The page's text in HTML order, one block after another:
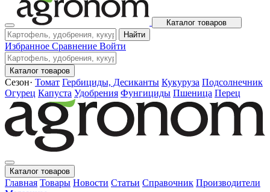
Каталог товаров
Найти
Избранное Сравнение Войти
Каталог товаров
Сезон· Томат Гербициды, Десиканты Кукуруза Подсолнечник
Огурец Капуста Удобрения Фунгициды Пшеница Перец
Каталог товаров
Главная Товары Новости Статьи Справочник Производители